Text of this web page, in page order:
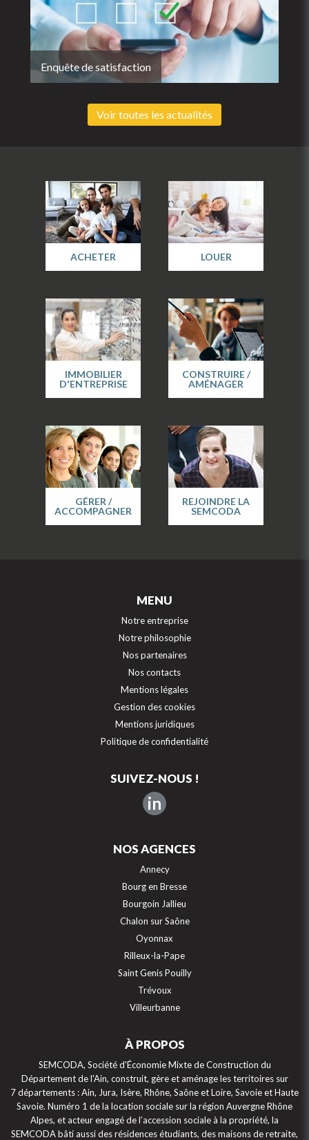
Enquête de satisfaction
Voir toutes les actualités
ACHETER LOUER
IMMOBILIER
D'ENTREPRISE
CONSTRUIRE /
AMÉNAGER
GÉRER /
ACCOMPAGNER
REJOINDRE LA
SEMCODA
MENU
Notre entreprise
Notre philosophie
Nos partenaires
Nos contacts
Mentions légales
Gestion des cookies
Mentions juridiques
Politique de confidentialité
SUIVEZ-NOUS !
in
NOS AGENCES
Annecy
Bourg en Bresse
Bourgoin Jallieu
Chalon sur Saône
Oyonnax
Rilleux-la-Pape
Saint Genis Pouilly
Trévoux
Villeurbanne
À PROPOS
SEMCODA, Société d'Économie Mixte de Construction du
Département de l'Ain, construit, gère et aménage les territoires sur
7 départements : Ain, Jura, Isère, Rhône, Saône et Loire, Savoie et Haute
Savoie. Numéro 1 de la location sociale sur la région Auvergne Rhône
Alpes, et acteur engagé de l’accession sociale à la propriété, la
SEMCODA bâti aussi des résidences étudiants, des maisons de retraite,